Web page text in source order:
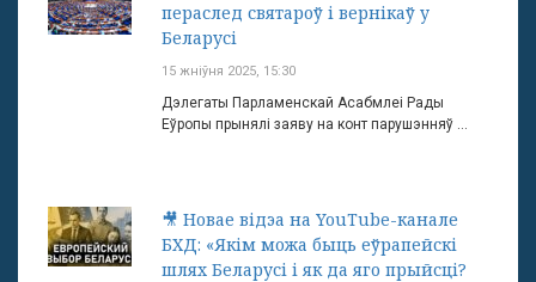
пераслед святароў і вернікаў у
Беларусі
15 жніўня 2025, 15:30
Дэлегаты Парламенскай Асабмлеі Рады
Еўропы прынялі заяву на конт парушэнняў ...
🎥 Новае відэа на YouTube-канале
БХД: «Якім можа быць еўрапейскі
шлях Беларусі і як да яго прыйсці?